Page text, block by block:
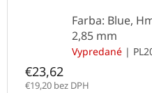
Farba: Blue,
2,85 mm
Vypredané |
€23,62
€19,20 bez DPH